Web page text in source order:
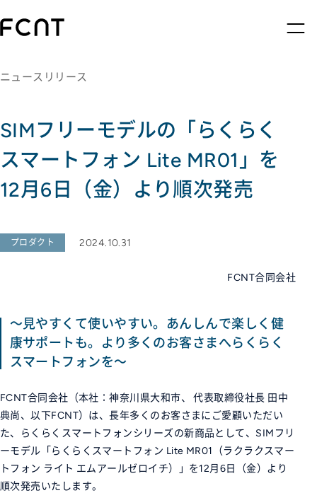
ニュースリリース
SIMフリーモデルの「らくらく
スマートフォン Lite MR01」を
12月6日（金）より順次発売
プロダクト 2024.10.31
FCNT合同会社
～見やすくて使いやすい。あんしんで楽しく健
康サポートも。より多くのお客さまへらくらく
スマートフォンを～
FCNT合同会社（本社：神奈川県大和市、 代表取締役社長 田中
典尚、以下FCNT）は、長年多くのお客さまにご愛顧いただい
た、らくらくスマートフォンシリーズの新商品として、SIMフリ
ーモデル「らくらくスマートフォン Lite MR01（ラクラクスマー
トフォン ライト エムアールゼロイチ）」を12月6日（金）より
順次発売いたします。